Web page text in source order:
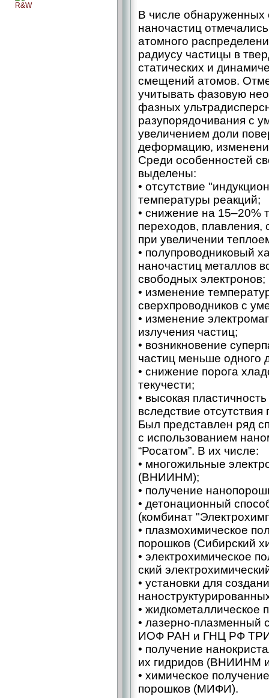
R&W
В числе обнаруженных
наночастиц
атомного
радиусу частицы в
статических и
смещений атомов.
учитывать фазовую
фазных
разупорядочивания с
увеличением доли
деформацию,
Среди особенностей
выделены:
• отсутствие
температуры реакций;
• снижение на 15–20%
переходов, плавления,
при увеличении
• полупроводниковый
наночастиц металлов
свободных электронов;
• изменение
сверхпроводников с
• изменение
излучения частиц;
• возникновение
частиц меньше одного
• снижение порога
текучести;
• высокая
вследствие
Был представлен ряд
с использованием
“Росатом”. В их числе:
• многожильные
(ВНИИНМ);
• получение
• детонационный
(комбинат
• плазмохимическое
порошков (Сибирский
• электрохимическое
ский
• установки для
• жидкометаллическое
• лазерно-плазменный
ИОФ РАН и ГНЦ РФ
• получение
их гидридов (ВНИИНМ
• химическое
порошков (МИФИ).